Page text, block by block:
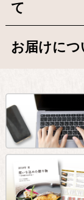
て
お届けにつ